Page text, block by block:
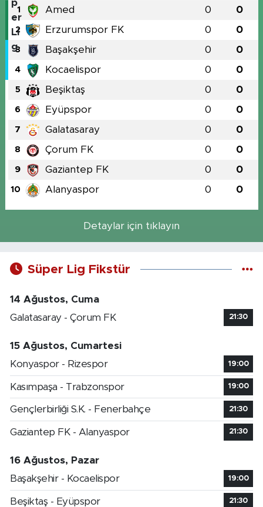
1 Amed 0 0
2 Erzurumspor FK 0 0
3 Başakşehir 0 0
4 Kocaelispor 0 0
5 Beşiktaş 0 0
6 Eyüpspor 0 0
7 Galatasaray 0 0
8 Çorum FK 0 0
9 Gaziantep FK 0 0
10 Alanyaspor 0 0
Detaylar için tıklayın
Süper Lig Fikstür
14 Ağustos, Cuma
Galatasaray - Çorum FK
21:30
15 Ağustos, Cumartesi
Konyaspor - Rizespor
19:00
Kasımpaşa - Trabzonspor 19:00
Gençlerbirliği S.K. - Fenerbahçe 21:30
Gaziantep FK - Alanyaspor 21:30
16 Ağustos, Pazar
Başakşehir - Kocaelispor
19:00
Beşiktaş - Eyüpspor 21:30